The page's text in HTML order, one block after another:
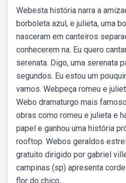
Webesta história narra a
borboleta azul, e julieta, uma
nasceram em canteiros
conhecerem na. Eu quero
serenata. Digo, uma serenata
segundos. Eu estou um
vamos. Webpeça romeu e
Webo dramaturgo mais
obras como romeu e julieta e
papel e ganhou uma história
rooftop. Webos geraldos
gratuito dirigido por gabriel
campinas (sp) apresenta
flor do chico,.